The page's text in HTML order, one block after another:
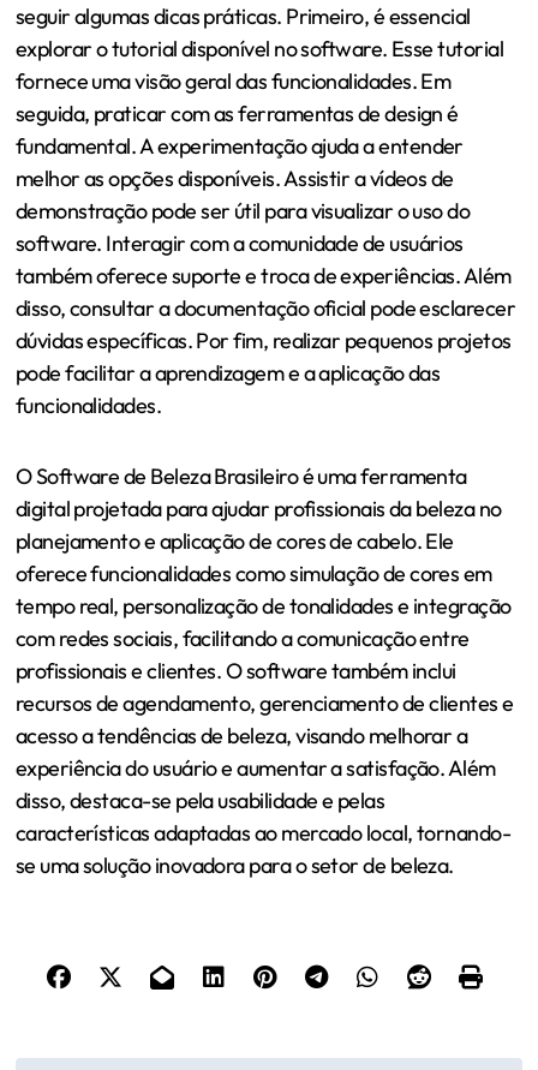
seguir algumas dicas práticas. Primeiro, é essencial
explorar o tutorial disponível no software. Esse tutorial
fornece uma visão geral das funcionalidades. Em
seguida, praticar com as ferramentas de design é
fundamental. A experimentação ajuda a entender
melhor as opções disponíveis. Assistir a vídeos de
demonstração pode ser útil para visualizar o uso do
software. Interagir com a comunidade de usuários
também oferece suporte e troca de experiências. Além
disso, consultar a documentação oficial pode esclarecer
dúvidas específicas. Por fim, realizar pequenos projetos
pode facilitar a aprendizagem e a aplicação das
funcionalidades.
O Software de Beleza Brasileiro é uma ferramenta
digital projetada para ajudar profissionais da beleza no
planejamento e aplicação de cores de cabelo. Ele
oferece funcionalidades como simulação de cores em
tempo real, personalização de tonalidades e integração
com redes sociais, facilitando a comunicação entre
profissionais e clientes. O software também inclui
recursos de agendamento, gerenciamento de clientes e
acesso a tendências de beleza, visando melhorar a
experiência do usuário e aumentar a satisfação. Além
disso, destaca-se pela usabilidade e pelas
características adaptadas ao mercado local, tornando-
se uma solução inovadora para o setor de beleza.